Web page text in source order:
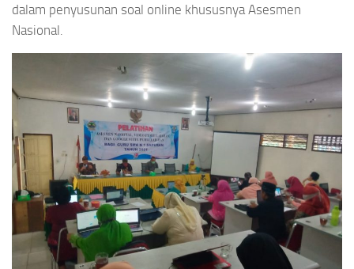
dalam penyusunan soal online khususnya Asesmen
Nasional.